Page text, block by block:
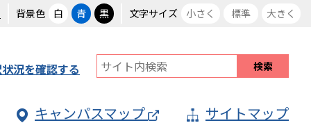
背景色 白 青 黒 文字サイズ 小さく 標準 大きく
況を確認する
キャンパスマップ サイトマップ